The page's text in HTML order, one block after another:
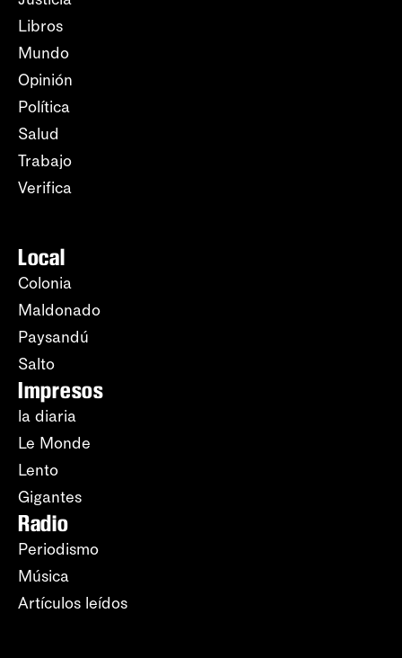
Libros
Mundo
Opinión
Política
Salud
Trabajo
Verifica
Local
Colonia
Maldonado
Paysandú
Salto
Impresos
la diaria
Le Monde
Lento
Gigantes
Radio
Periodismo
Música
Artículos leídos